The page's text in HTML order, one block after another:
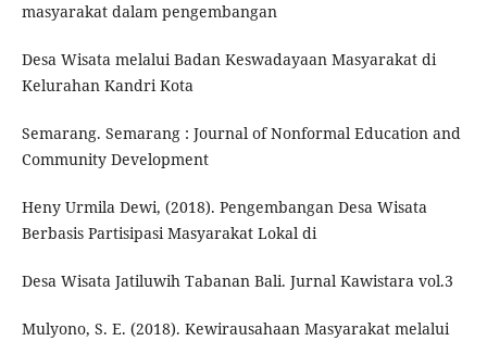
masyarakat dalam pengembangan
Desa Wisata melalui Badan Keswadayaan Masyarakat di
Kelurahan Kandri Kota
Semarang. Semarang : Journal of Nonformal Education and
Community Development
Heny Urmila Dewi, (2018). Pengembangan Desa Wisata
Berbasis Partisipasi Masyarakat Lokal di
Desa Wisata Jatiluwih Tabanan Bali. Jurnal Kawistara vol.3
Mulyono, S. E. (2018). Kewirausahaan Masyarakat melalui